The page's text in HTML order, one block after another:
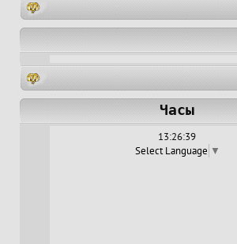
Часы
13:26:40
Select Language ▼